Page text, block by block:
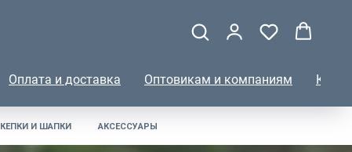
Оплата и доставка Оптовикам и компаниям
КЕПКИ И ШАПКИ АКСЕССУАРЫ